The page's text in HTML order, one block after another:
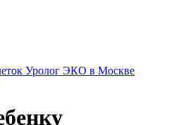
Уролог ЭКО в Москве